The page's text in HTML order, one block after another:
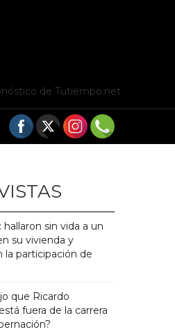
de Tutiempo.net
hallaron sin vida a un
su vivienda y
la participación de
que Ricardo
fuera de la carrera